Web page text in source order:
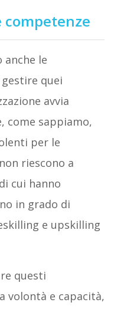
competenze
le
quei
avvia
come sappiamo,
per le
riescono a
cui hanno
in grado di
e upskilling
questi
volontà e capacità,